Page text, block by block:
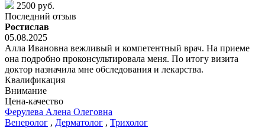
2500 руб.
Последний отзыв
Ростислав
05.08.2025
Алла Ивановна вежливый и компетентный врач. На приеме
она подробно проконсультировала меня. По итогу визита
доктор назначила мне обследования и лекарства.
Квалификация
Внимание
Цена-качество
Ферулева Алена Олеговна
Венеролог , Дерматолог , Трихолог